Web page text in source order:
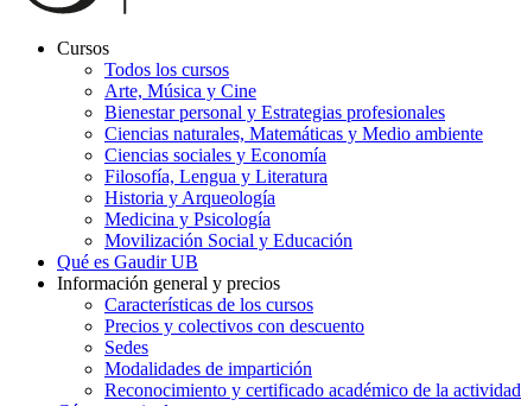
Navegación
principal
Gaudir
Cursos
Todos los cursos
Arte, Música y Cine
Bienestar personal y Estrategias profesionales
Ciencias naturales, Matemáticas y Medio ambiente
Ciencias sociales y Economía
Filosofía, Lengua y Literatura
Historia y Arqueología
Medicina y Psicología
Movilización Social y Educación
Qué es Gaudir UB
Información general y precios
Características de los cursos
Precios y colectivos con descuento
Sedes
Modalidades de impartición
Reconocimiento y certificado académico de la actividad